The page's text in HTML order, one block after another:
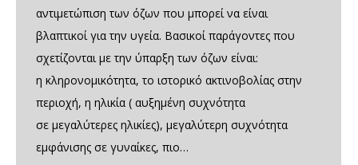
αντιμετώπιση των όζων που μπορεί να είναι
βλαπτικοί για την υγεία. Βασικοί παράγοντες που
σχετίζονται με την ύπαρξη των όζων είναι:
η κληρονομικότητα, το ιστορικό ακτινοβολίας στην
περιοχή, η ηλικία ( αυξημένη συχνότητα
σε μεγαλύτερες ηλικίες), μεγαλύτερη συχνότητα
εμφάνισης σε γυναίκες, πιο…